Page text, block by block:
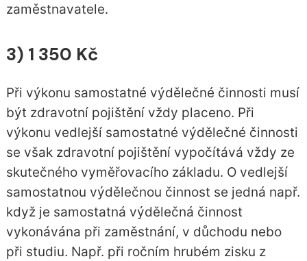
zaměstnavatele.
3) 1 350 Kč
Při výkonu samostatné výdělečné činnosti musí
být zdravotní pojištění vždy placeno. Při
výkonu vedlejší samostatné výdělečné činnosti
se však zdravotní pojištění vypočítává vždy ze
skutečného vyměřovacího základu. O vedlejší
samostatnou výdělečnou činnost se jedná např.
když je samostatná výdělečná činnost
vykonávána při zaměstnání, v důchodu nebo
při studiu. Např. při ročním hrubém zisku z